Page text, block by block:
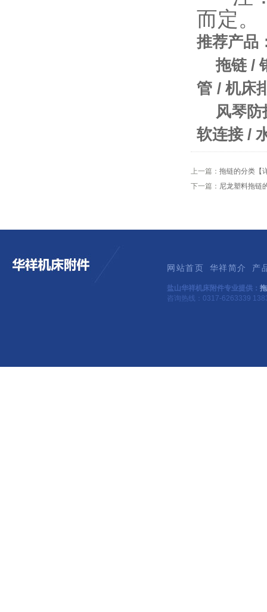
而定。
推荐产品
拖链 /
管 / 机床
风琴防
软连接 /
上一篇： 拖链的分类【
下一篇： 尼龙塑料拖链
网站首页 华祥简介 产
盐山华祥机床附件专业提供：
咨询热线：0317-6263339